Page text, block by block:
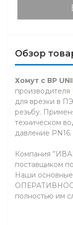
Обзор
Хомут с ВР
производителя
для врезки в
резьбу.
техническом
давление PN16.
Компания
поставщиком
Наши
полностью им